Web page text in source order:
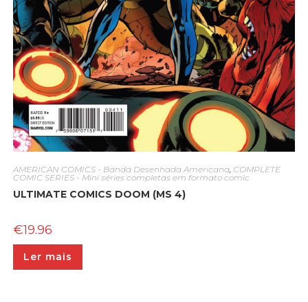
AMERICAN COMICS - Banda Desenhada Americana, COMPLETE
COMIC SERIES - Mini séries completas em formato comic
ULTIMATE COMICS DOOM (MS 4)
€19.96
Ler mais